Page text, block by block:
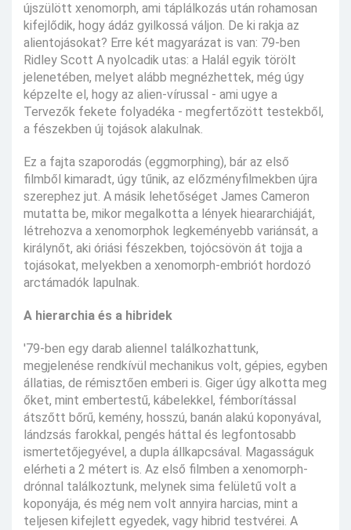
újszülött xenomorph, ami táplálkozás után rohamosan
kifejlődik, hogy ádáz gyilkossá váljon. De ki rakja az
alientojásokat? Erre két magyarázat is van: 79-ben
Ridley Scott A nyolcadik utas: a Halál egyik törölt
jelenetében, melyet alább megnézhettek, még úgy
képzelte el, hogy az alien-vírussal - ami ugye a
Tervezők fekete folyadéka - megfertőzött testekből,
a fészekben új tojások alakulnak.
Ez a fajta szaporodás (eggmorphing), bár az első
filmből kimaradt, úgy tűnik, az előzményfilmekben újra
szerephez jut. A másik lehetőséget James Cameron
mutatta be, mikor megalkotta a lények hieararchiáját,
létrehozva a xenomorphok legkeményebb variánsát, a
királynőt, aki óriási fészekben, tojócsövön át tojja a
tojásokat, melyekben a xenomorph-embriót hordozó
arctámadók lapulnak.
A hierarchia és a hibridek
'79-ben egy darab aliennel találkozhattunk,
megjelenése rendkívül mechanikus volt, gépies, egyben
állatias, de rémisztően emberi is. Giger úgy alkotta meg
őket, mint embertestű, kábelekkel, fémborítással
átszőtt bőrű, kemény, hosszú, banán alakú koponyával,
lándzsás farokkal, pengés háttal és legfontosabb
ismertetőjegyével, a dupla állkapcsával. Magasságuk
elérheti a 2 métert is. Az első filmben a xenomorph-
drónnal találkoztunk, melynek sima felületű volt a
koponyája, és még nem volt annyira harcias, mint a
teljesen kifejlett egyedek, vagy hibrid testvérei. A